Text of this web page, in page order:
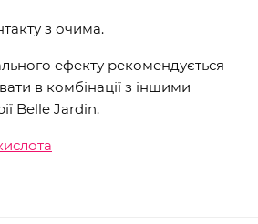
з очима.
ефекту рекомендується
в комбінації з іншими
Belle Jardin.